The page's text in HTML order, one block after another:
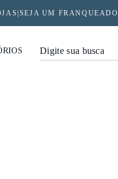
SEJA UM FRANQUEADO